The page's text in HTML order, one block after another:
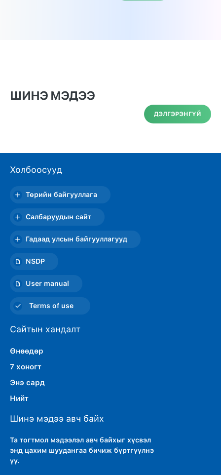
ШИНЭ МЭДЭЭ
ДЭЛГЭРЭНГҮЙ
Холбоосууд
Төрийн байгууллага
Салбаруудын сайт
Гадаад улсын байгууллагууд
NSDP
User manual
Terms of use
Сайтын хандалт
Өнөөдөр
7 хоногт
Энэ сард
Нийт
Шинэ мэдээ авч байх
Та тогтмол мэдээлэл авч байхыг хүсвэл
энд цахим шуудангаа бичиж бүртгүүлнэ
үү.